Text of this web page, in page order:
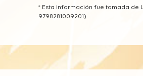
* Esta información fue tomada de
9798281009201)